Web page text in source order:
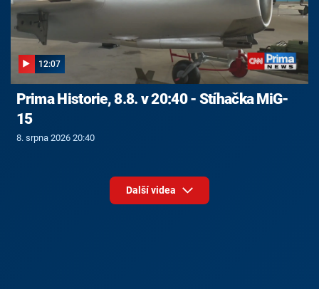
12:07
Prima Historie, 8.8. v 20:40 - Stíhačka MiG-
15
8. srpna 2026 20:40
Další videa